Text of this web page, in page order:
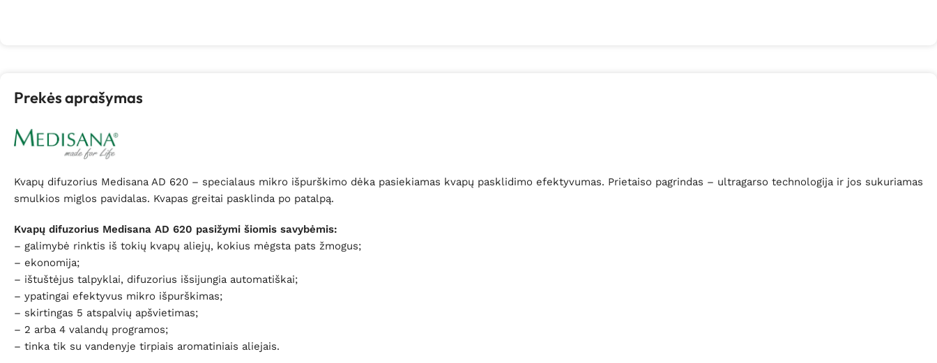
Prekės aprašymas
Kvapų difuzorius Medisana AD 620 – specialaus mikro išpurškimo dėka pasiekiamas kvapų pasklidimo efektyvumas. Prietaiso pagrindas – ultragarso technologija ir jos sukuriamas
smulkios miglos pavidalas. Kvapas greitai pasklinda po patalpą.
Kvapų difuzorius Medisana AD 620 pasižymi šiomis savybėmis:
– galimybė rinktis iš tokių kvapų aliejų, kokius mėgsta pats žmogus;
– ekonomija;
– ištuštėjus talpyklai, difuzorius išsijungia automatiškai;
– ypatingai efektyvus mikro išpurškimas;
– skirtingas 5 atspalvių apšvietimas;
– 2 arba 4 valandų programos;
– tinka tik su vandenyje tirpiais aromatiniais aliejais.